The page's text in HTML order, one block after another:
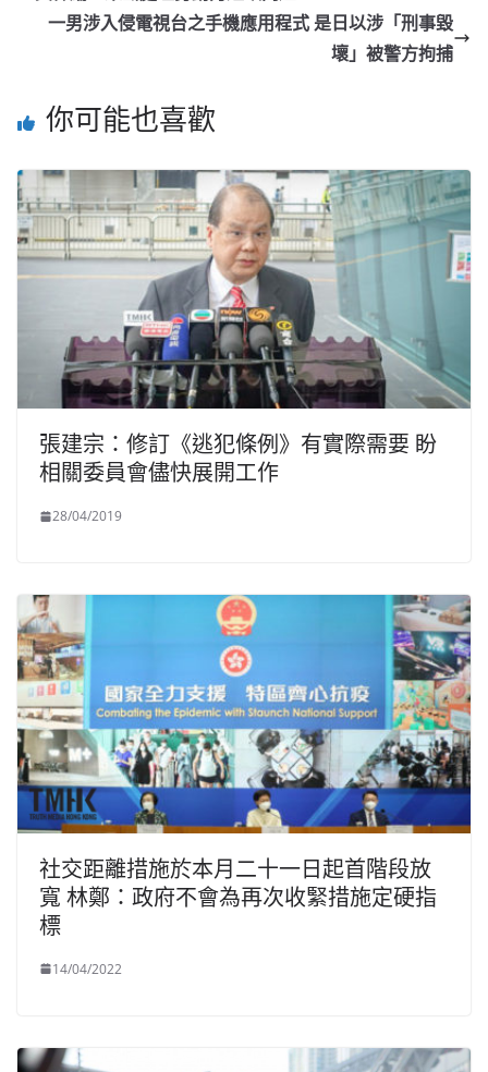
一男涉入侵電視台之手機應用程式 是日以涉「刑事毀
壞」被警方拘捕
你可能也喜歡
張建宗：修訂《逃犯條例》有實際需要 盼
相關委員會儘快展開工作
28/04/2019
社交距離措施於本月二十一日起首階段放
寬 林鄭：政府不會為再次收緊措施定硬指
標
14/04/2022